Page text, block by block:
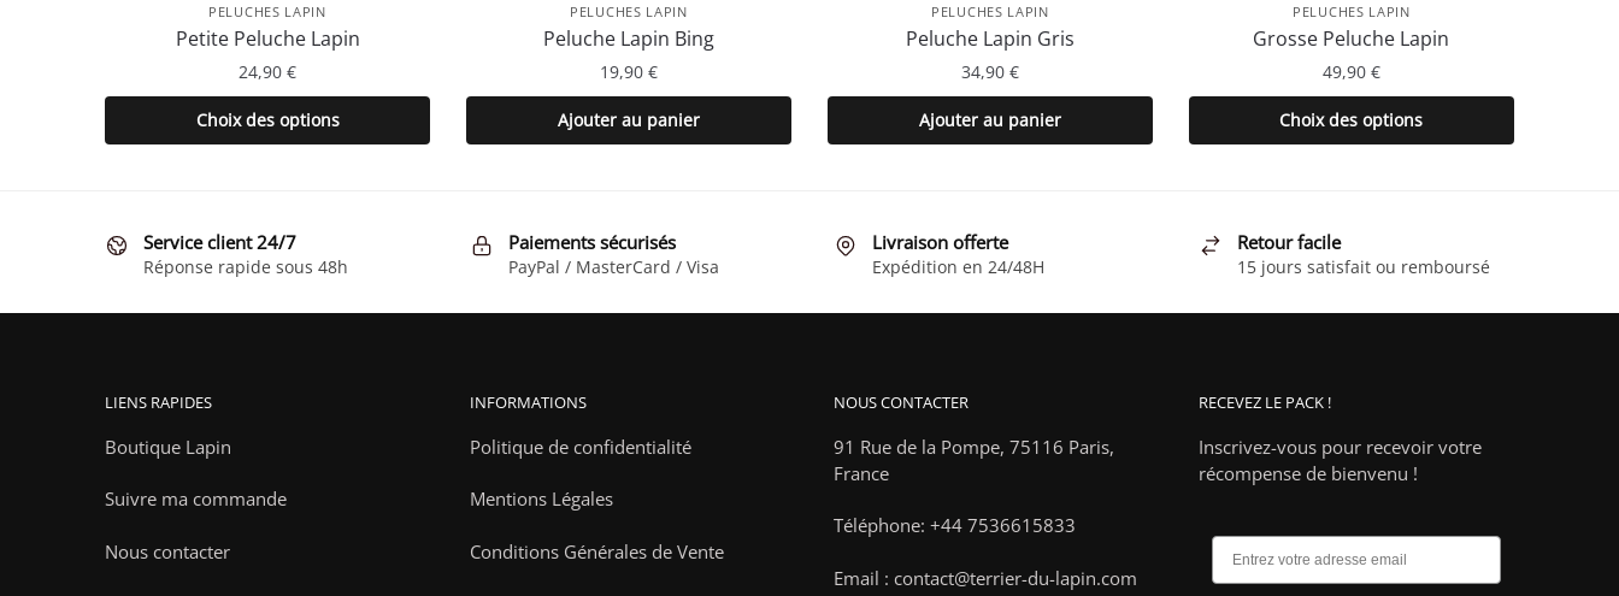
PELUCHES LAPIN
Petite Peluche Lapin
24,90 €
Choix des options
Ce
produit
variations.
Les
du
PELUCHES LAPIN
Peluche Lapin Bing
19,90 €
Ajouter au panier
PELUCHES LAPIN
Peluche Lapin Gris
34,90 €
Ajouter au panier
PELUCHES LAPIN
Grosse Peluche Lapin
49,90 €
Choix des options
Ce
produit
Les
la
page
produit
Service client 24/7
Réponse rapide sous 48h
Paiements sécurisés
PayPal / MasterCard / Visa
Livraison offerte
Expédition en 24/48H
Retour facile
15 jours satisfait ou remboursé
LIENS RAPIDES
Boutique Lapin
Suivre ma commande
Nous contacter
INFORMATIONS
Politique de confidentialité
Mentions Légales
Conditions Générales de Vente
NOUS CONTACTER
91 Rue de la Pompe, 75116 Paris,
France
Téléphone: +44 7536615833
Email : contact@terrier-du-lapin.com
RECEVEZ LE PACK !
Inscrivez-vous pour recevoir votre
récompense de bienvenu !